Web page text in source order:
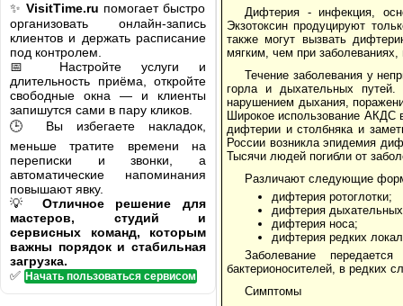
✨ VisitTime.ru помогает быстро
организовать онлайн-запись
клиентов и держать расписание
под контролем.
📅 Настройте услуги и
длительность приёма, откройте
свободные окна — и клиенты
запишутся сами в пару кликов.
🕒 Вы избегаете накладок,
меньше тратите времени на
переписки и звонки, а
автоматические напоминания
повышают явку.
💡 Отличное решение для
мастеров, студий и
сервисных команд, которым
важны порядок и стабильная
загрузка.
✅ Начать пользоваться сервисом
Дифтерия - инфекция,
Экзотоксин продуцируют
также могут вызвать
мягким, чем при
Течение заболевания у
горла и дыхательных
нарушением дыхания,
Широкое использование АКДС
дифтерии и столбняка и
России возникла эпидемия
Тысячи людей погибли от
Различают следующие
дифтерия ротоглотки;
дифтерия
дифтерия носа;
дифтерия редких
Заболевание
бактерионосителей, в редких
Симптомы